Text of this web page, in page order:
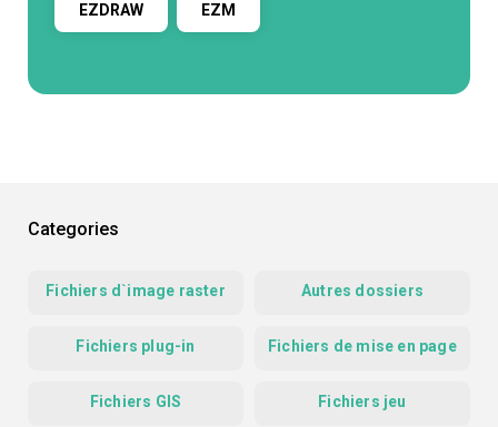
EZDRAW EZM
Categories
Fichiers d`image raster Autres dossiers
Fichiers plug-in Fichiers de mise en page
Fichiers GIS Fichiers jeu